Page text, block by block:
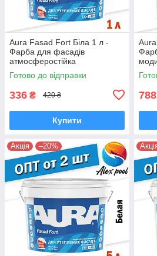
Aura Fasad Fort Біла 1 л -
Фарба для фасадів
атмосферостійка
модифікована силіконом
Готово до відправки
336 ₴ 420 ₴
Купити
788
Акція –20%